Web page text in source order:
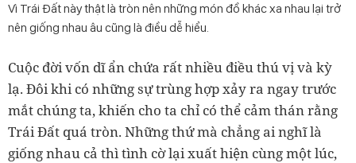
Vì Trái Đất này thật là tròn nên những món đồ khác xa nhau lại trở
nên giống nhau âu cũng là điều dễ hiểu.
Cuộc đời vốn dĩ ẩn chứa rất nhiều điều thú vị và kỳ
lạ. Đôi khi có những sự trùng hợp xảy ra ngay trước
mắt chúng ta, khiến cho ta chỉ có thể cảm thán rằng
Trái Đất quá tròn. Những thứ mà chẳng ai nghĩ là
giống nhau cả thì tình cờ lại xuất hiện cùng một lúc,